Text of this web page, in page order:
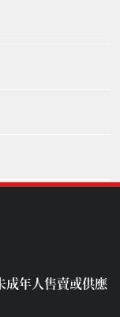
成年人售賣或供應